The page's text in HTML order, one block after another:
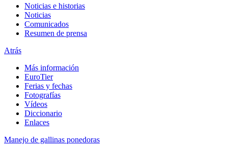
Noticias e historias
Noticias
Comunicados
Resumen de prensa
Atrás
Más información
EuroTier
Ferias y fechas
Fotografías
Vídeos
Diccionario
Enlaces
Manejo de gallinas ponedoras